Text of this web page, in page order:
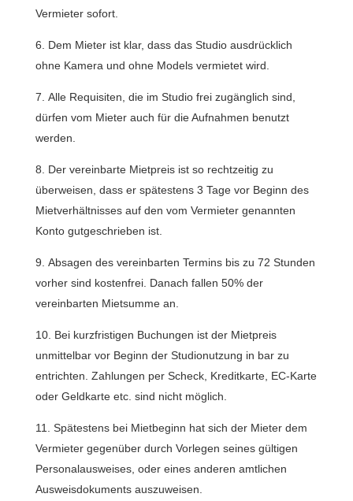
Vermieter sofort.
Dem Mieter ist klar, dass das Studio ausdrücklich
ohne Kamera und ohne Models vermietet wird.
Alle Requisiten, die im Studio frei zugänglich sind,
dürfen vom Mieter auch für die Aufnahmen benutzt
werden.
Der vereinbarte Mietpreis ist so rechtzeitig zu
überweisen, dass er spätestens 3 Tage vor Beginn des
Mietverhältnisses auf den vom Vermieter genannten
Konto gutgeschrieben ist.
Absagen des vereinbarten Termins bis zu 72 Stunden
vorher sind kostenfrei. Danach fallen 50% der
vereinbarten Mietsumme an.
Bei kurzfristigen Buchungen ist der Mietpreis
unmittelbar vor Beginn der Studionutzung in bar zu
entrichten. Zahlungen per Scheck, Kreditkarte, EC-Karte
oder Geldkarte etc. sind nicht möglich.
Spätestens bei Mietbeginn hat sich der Mieter dem
Vermieter gegenüber durch Vorlegen seines gültigen
Personalausweises, oder eines anderen amtlichen
Ausweisdokuments auszuweisen.